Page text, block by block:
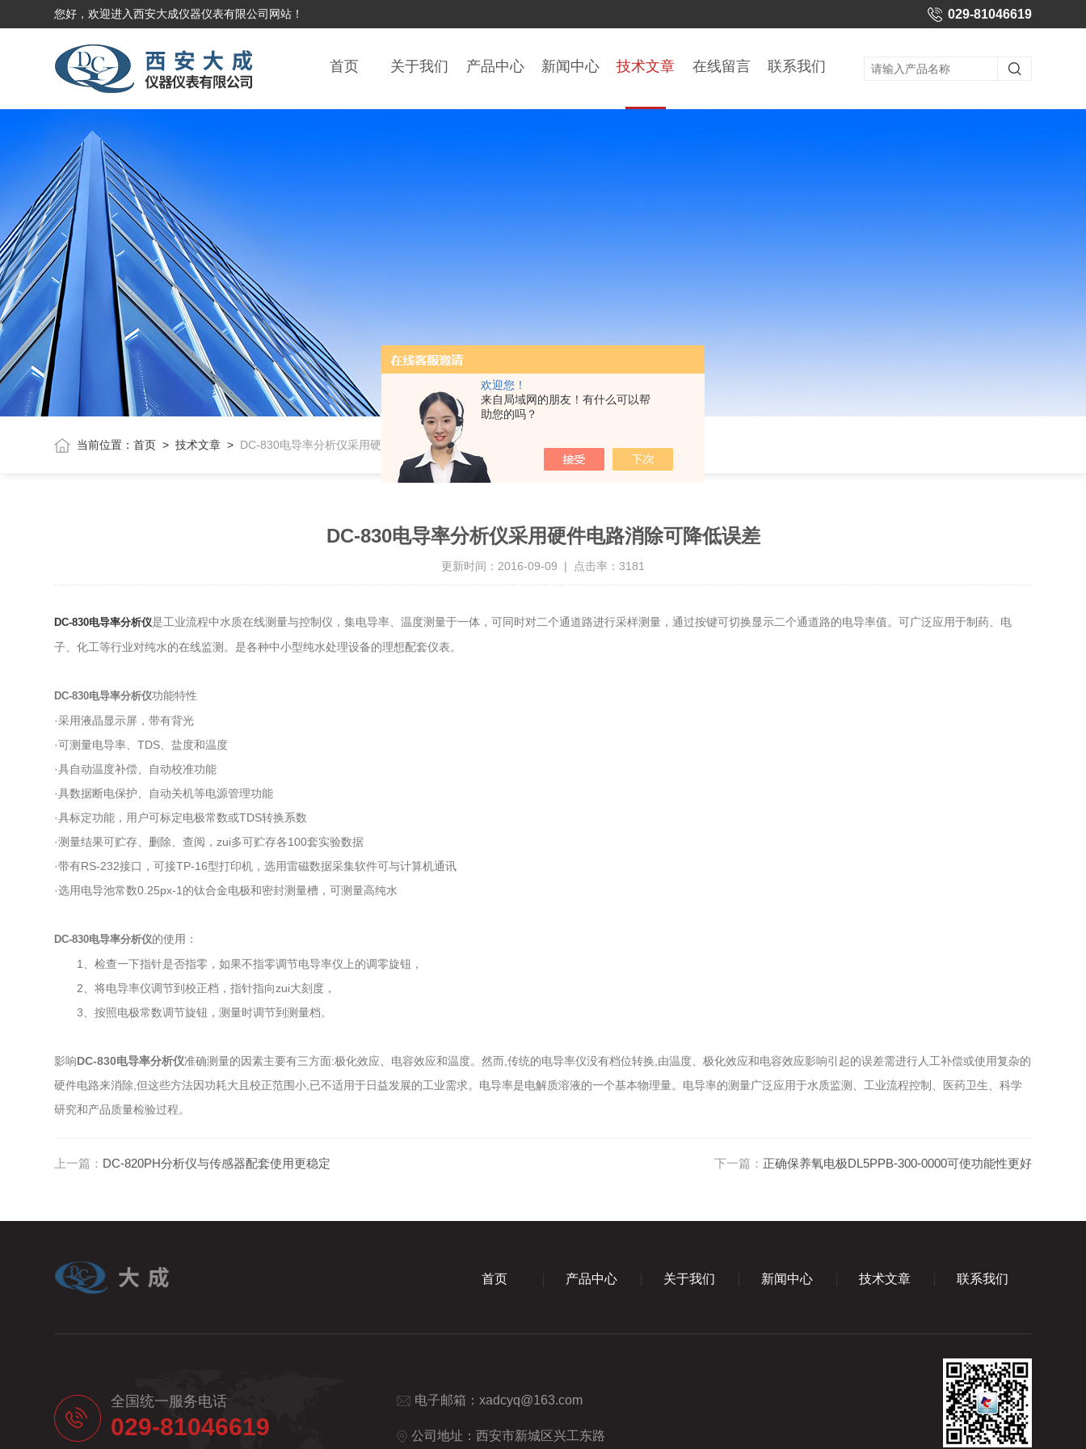
欢迎您！
来自局域网的朋友！有什么可以帮
助您的吗？
您好，欢迎进入西安大成仪器仪表有限公司网站！ 029-81046619
首页 关于我们 产品中心 新闻中心 技术文章 在线留言 联系我们
当前位置：首页 >技术文章 > DC-830电导率分析仪采用硬件电路消除可降低误差
DC-830电导率分析仪采用硬件电路消除可降低误差
更新时间：2016-09-09 | 点击率：3181
DC-830电导率分析仪是工业流程中水质在线测量与控制仪，集电导率、温度测量于一体，可同时对二个通道路进行采样测量，通过按键可切换显示二个通道路的电导率值。可广泛应用于制药、电
子、化工等行业对纯水的在线监测。是各种中小型纯水处理设备的理想配套仪表。
DC-830电导率分析仪功能特性
·采用液晶显示屏，带有背光
·可测量电导率、TDS、盐度和温度
·具自动温度补偿、自动校准功能
·具数据断电保护、自动关机等电源管理功能
·具标定功能，用户可标定电极常数或TDS转换系数
·测量结果可贮存、删除、查阅，zui多可贮存各100套实验数据
·带有RS-232接口，可接TP-16型打印机，选用雷磁数据采集软件可与计算机通讯
·选用电导池常数0.25px-1的钛合金电极和密封测量槽，可测量高纯水
DC-830电导率分析仪的使用：
1、检查一下指针是否指零，如果不指零调节电导率仪上的调零旋钮，
2、将电导率仪调节到校正档，指针指向zui大刻度，
3、按照电极常数调节旋钮，测量时调节到测量档。
影响DC-830电导率分析仪准确测量的因素主要有三方面:极化效应、电容效应和温度。然而,传统的电导率仪没有档位转换,由温度、极化效应和电容效应影响引起的误差需进行人工补偿或使用复杂的
硬件电路来消除,但这些方法因功耗大且校正范围小,已不适用于日益发展的工业需求。电导率是电解质溶液的一个基本物理量。电导率的测量广泛应用于水质监测、工业流程控制、医药卫生、科学
研究和产品质量检验过程。
上一篇： DC-820PH分析仪与传感器配套使用更稳定 下一篇： 正确保养氧电极DL5PPB-300-0000可使功能性更好
首页 产品中心 关于我们 新闻中心 技术文章 联系我们
全国统一服务电话
029-81046619
电子邮箱： xadcyq@163.com
公司地址：西安市新城区兴工东路